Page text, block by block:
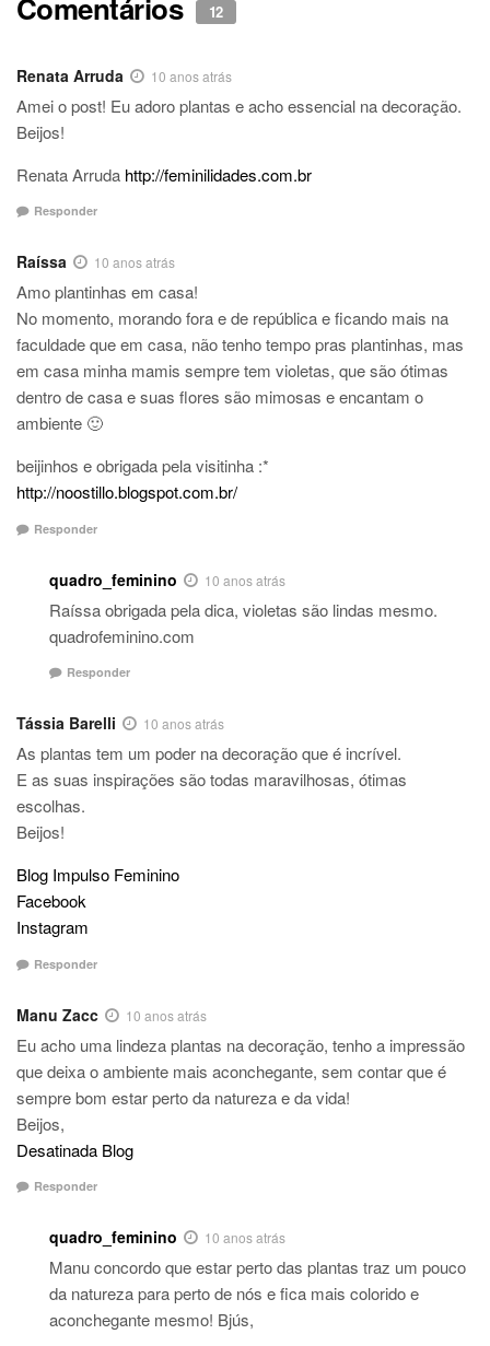
Comentários 12
Renata Arruda 10 anos atrás
Amei o post! Eu adoro plantas e acho essencial na decoração.
Beijos!
Renata Arruda http://feminilidades.com.br
Responder
Raíssa 10 anos atrás
Amo plantinhas em casa!
No momento, morando fora e de república e ficando mais na
faculdade que em casa, não tenho tempo pras plantinhas, mas
em casa minha mamis sempre tem violetas, que são ótimas
dentro de casa e suas flores são mimosas e encantam o
ambiente 🙂
beijinhos e obrigada pela visitinha :*
http://noostillo.blogspot.com.br/
Responder
quadro_feminino 10 anos atrás
Raíssa obrigada pela dica, violetas são lindas mesmo.
quadrofeminino.com
Responder
Tássia Barelli 10 anos atrás
As plantas tem um poder na decoração que é incrível.
E as suas inspirações são todas maravilhosas, ótimas
escolhas.
Beijos!
Blog Impulso Feminino
Facebook
Instagram
Responder
Manu Zacc 10 anos atrás
Eu acho uma lindeza plantas na decoração, tenho a impressão
que deixa o ambiente mais aconchegante, sem contar que é
sempre bom estar perto da natureza e da vida!
Beijos,
Desatinada Blog
Responder
quadro_feminino 10 anos atrás
Manu concordo que estar perto das plantas traz um pouco
da natureza para perto de nós e fica mais colorido e
aconchegante mesmo! Bjús,